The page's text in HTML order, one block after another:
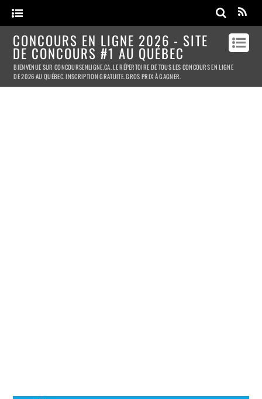
CONCOURS EN LIGNE 2026 - SITE
DE CONCOURS #1 AU QUÉBEC
BIENVENUE SUR CONCOURSENLIGNE.CA. LE RÉPERTOIRE DE TOUS LES CONCOURS EN LIGNE
DE 2026 AU QUÉBEC. INSCRIPTION GRATUITE. GROS PRIX À GAGNER.